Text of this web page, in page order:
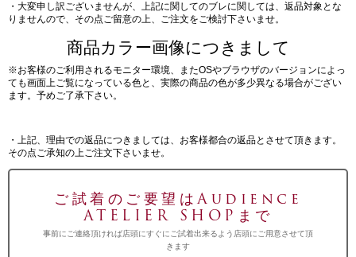
・大変申し訳ございませんが、上記に関してのブレに関しては、返品対象とな
りませんので、その点ご留意の上、ご注文をご検討下さいませ。
商品カラー画像につきまして
※お客様のご利用されるモニター環境、またOSやブラウザのバージョンによっ
ても画面上ご覧になっている色と、実際の商品の色が多少異なる場合がござい
ます。予めご了承下さい。
・上記、理由での返品につきましては、お客様都合の返品とさせて頂きます。
その点ご承知の上ご注文下さいませ。
ご試着のご要望はAudience
ATELIER SHOPまで
事前にご連絡頂ければ店頭にすぐにご試着出来るよう店頭にご用意させて頂
きます